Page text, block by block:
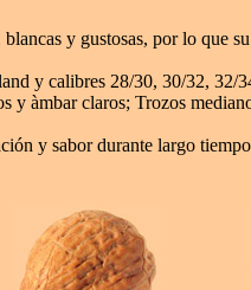
y gustosas, por lo que
y calibres 28/30, 30/32, 32/
y àmbar claros; Trozos
y sabor durante largo